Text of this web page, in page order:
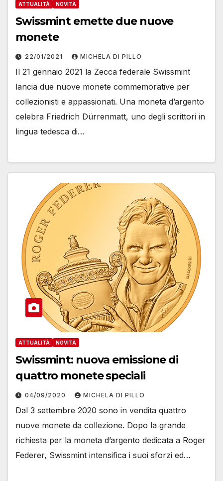
ATTUALITÀ NOVITÀ
Swissmint emette due nuove
monete
22/01/2021 MICHELA DI PILLO
Il 21 gennaio 2021 la Zecca federale Swissmint
lancia due nuove monete commemorative per
collezionisti e appassionati. Una moneta d’argento
celebra Friedrich Dürrenmatt, uno degli scrittori in
lingua tedesca di…
ATTUALITÀ NOVITÀ
Swissmint: nuova emissione di
quattro monete speciali
04/09/2020 MICHELA DI PILLO
Dal 3 settembre 2020 sono in vendita quattro
nuove monete da collezione. Dopo la grande
richiesta per la moneta d’argento dedicata a Roger
Federer, Swissmint intensifica i suoi sforzi ed…